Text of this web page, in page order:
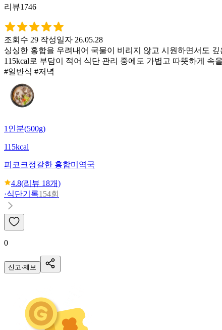
리뷰1746
조회수 29 작성일자 26.05.28
싱싱한 홍합을 우려내어 국물이 비리지 않고 시원하면서도
115kcal로 부담이 적어 식단 관리 중에도 가볍고 따뜻하게 속
#일반식 #저녁
1인분(500g)
115kcal
피코크정갈한 홍합미역국
4.8(리뷰 18개)
·식단기록154회
0
신고·제보